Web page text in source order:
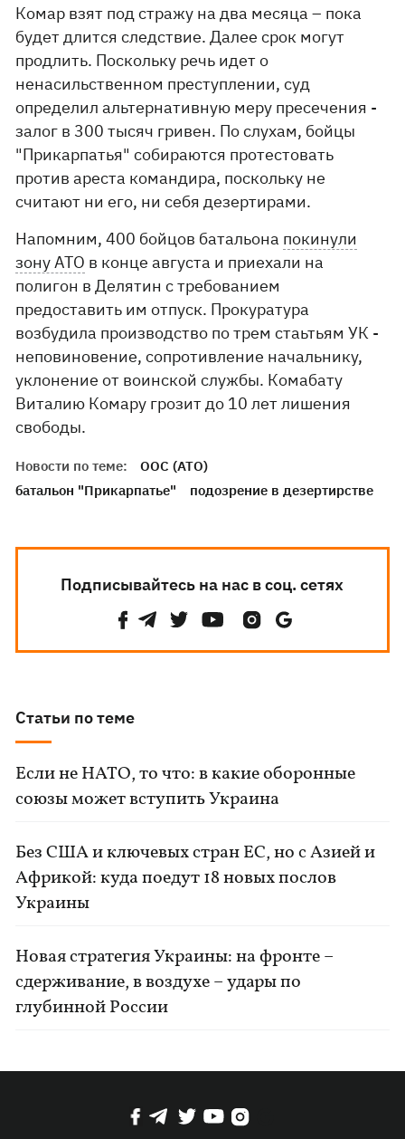
Комар взят под стражу на два месяца – пока
будет длится следствие. Далее срок могут
продлить. Поскольку речь идет о
ненасильственном преступлении, суд
определил альтернативную меру пресечения -
залог в 300 тысяч гривен. По слухам, бойцы
"Прикарпатья" собираются протестовать
против ареста командира, поскольку не
считают ни его, ни себя дезертирами.
Напомним, 400 бойцов батальона покинули
зону АТО в конце августа и приехали на
полигон в Делятин с требованием
предоставить им отпуск. Прокуратура
возбудила производство по трем стаьтьям УК -
неповиновение, сопротивление начальнику,
уклонение от воинской службы. Комабату
Виталию Комару грозит до 10 лет лишения
свободы.
Новости по теме:
ООС (АТО)
батальон "Прикарпатье"
подозрение в дезертирстве
Подписывайтесь на нас в соц. сетях
Статьи по теме
Если не НАТО, то что: в какие оборонные
союзы может вступить Украина
Без США и ключевых стран ЕС, но с Азией и
Африкой: куда поедут 18 новых послов
Украины
Новая стратегия Украины: на фронте –
сдерживание, в воздухе – удары по
глубинной России